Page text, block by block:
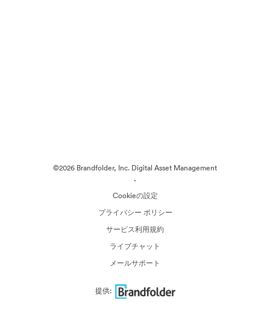
©2026 Brandfolder, Inc. Digital Asset Management
·
Cookieの設定
プライバシー ポリシー
サービス利用規約
ライブチャット
メールサポート
提供: